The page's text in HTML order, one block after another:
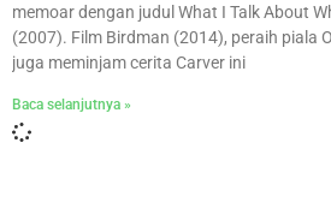
memoar dengan judul What I Talk About
(2007). Film Birdman (2014), peraih piala
juga meminjam cerita Carver ini
Baca selanjutnya »